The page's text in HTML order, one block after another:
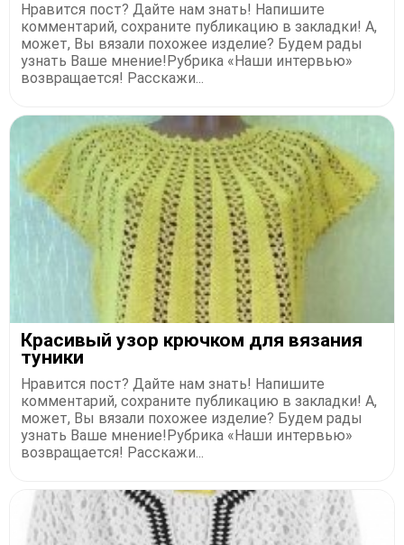
Нравится пост? Дайте нам знать! Напишите
комментарий, сохраните публикацию в закладки! А,
может, Вы вязали похожее изделие? Будем рады
узнать Ваше мнение!Рубрика «Наши интервью»
возвращается! Расскажи...
Красивый узор крючком для вязания
туники
Нравится пост? Дайте нам знать! Напишите
комментарий, сохраните публикацию в закладки! А,
может, Вы вязали похожее изделие? Будем рады
узнать Ваше мнение!Рубрика «Наши интервью»
возвращается! Расскажи...